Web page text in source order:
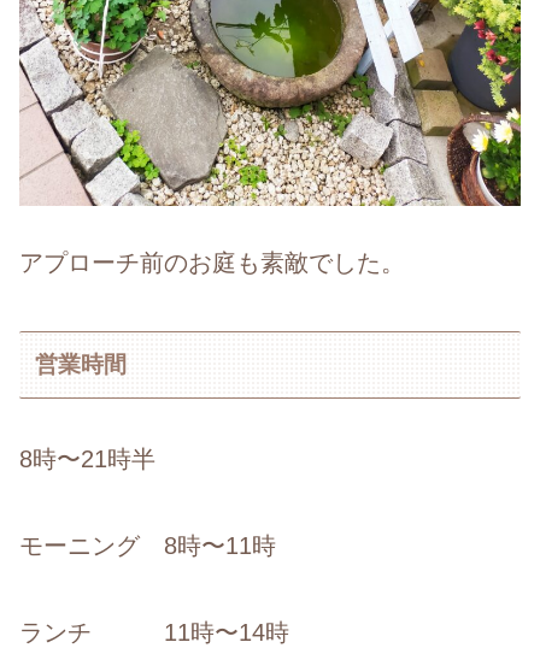
アプローチ前のお庭も素敵でした。
営業時間
8時〜21時半
モーニング 8時〜11時
ランチ 11時〜14時